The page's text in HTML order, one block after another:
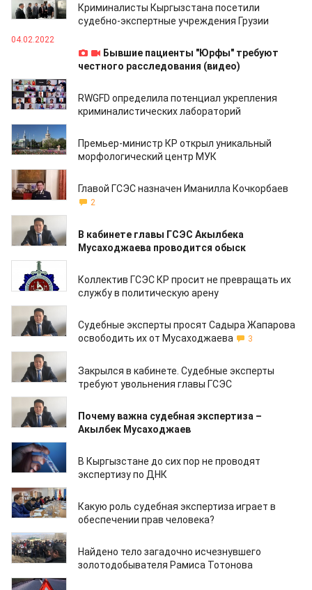
Криминалисты Кыргызстана посетили
судебно-экспертные учреждения Грузии
04.02.2022
Бывшие пациенты "Юрфы" требуют
честного расследования (видео)
13.10.2021
RWGFD определила потенциал укрепления
криминалистических лабораторий
27.08.2021
Премьер-министр КР открыл уникальный
морфологический центр МУК
19.05.2021
Главой ГСЭС назначен Иманилла Кочкорбаев
2
29.12.2020
В кабинете главы ГСЭС Акылбека
Мусаходжаева проводится обыск
20.10.2020
Коллектив ГСЭС КР просит не превращать их
службу в политическую арену
19.10.2020
Судебные эксперты просят Садыра Жапарова
освободить их от Мусаходжаева
3
06.10.2020
Закрылся в кабинете. Судебные эксперты
требуют увольнения главы ГСЭС
08.05.2020
Почему важна судебная экспертиза –
Акылбек Мусаходжаев
16.12.2019
В Кыргызстане до сих пор не проводят
экспертизу по ДНК
16.12.2019
Какую роль судебная экспертиза играет в
обеспечении прав человека?
13.05.2019
Найдено тело загадочно исчезнувшего
золотодобывателя Рамиса Тотонова
22.04.2019